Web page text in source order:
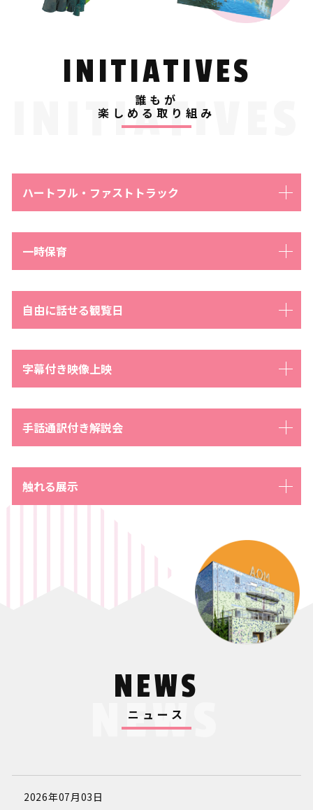
INITIATIVES
誰もが
楽しめる取り組み
INITIATIVES
ハートフル・ファストトラック
一時保育
自由に話せる観覧日
字幕付き映像上映
手話通訳付き解説会
触れる展示
NEWS
ニュース
NEWS
2026年07月03日